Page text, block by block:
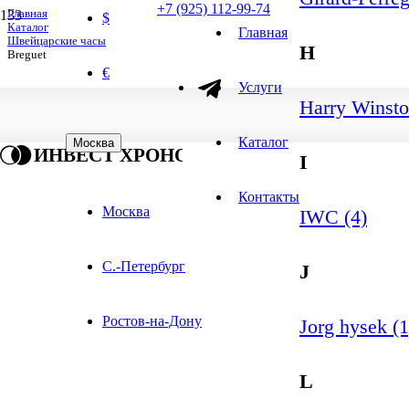
+7 (925) 112-99-74
$
€
Москва
Москва
С.-Петербург
Ростов-на-Дону
Главная
Услуги
Каталог
Контакты
H
Harry
I
IWC (4)
J
Jorg hysek
L
ИНВЕСТ ХРОНО
Главная
Каталог
Швейцарские часы
Breguet